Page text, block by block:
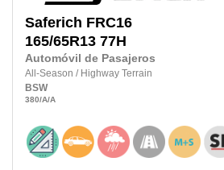
Saferich FRC16
165/65R13 77H
Automóvil de Pasajeros
All-Season / Highway Terrain
BSW
380/A/A